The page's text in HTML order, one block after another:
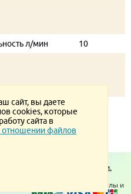
л/мин
10
Политика конфиденциальности.
ПД
оборудование, котлы и
сайт, вы даете
cookies, которые
сайта в
отношении файлов